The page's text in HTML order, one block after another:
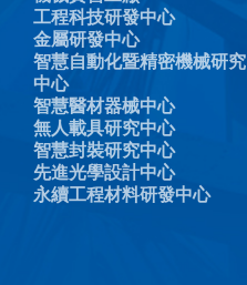
工程科技研發中心
金屬研發中心
智慧自動化暨精密機械研究
中心
智慧醫材器械中心
無人載具研究中心
智慧封裝研究中心
先進光學設計中心
永續工程材料研發中心